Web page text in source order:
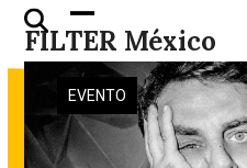
Skip
content
FILTER México
Open
mobile
menu
Close
mobile
menu
EVENTO